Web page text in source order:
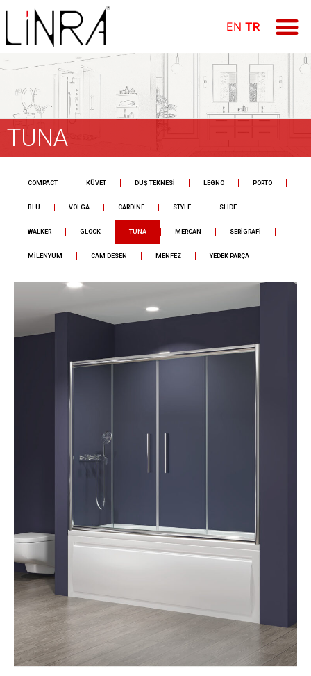
EN TR
TUNA
COMPACT KÜVET DUŞ TEKNESİ LEGNO PORTO
BLU VOLGA CARDINE STYLE SLIDE
WALKER GLOCK TUNA MERCAN SERİGRAFİ
MİLENYUM CAM DESEN MENFEZ YEDEK PARÇA